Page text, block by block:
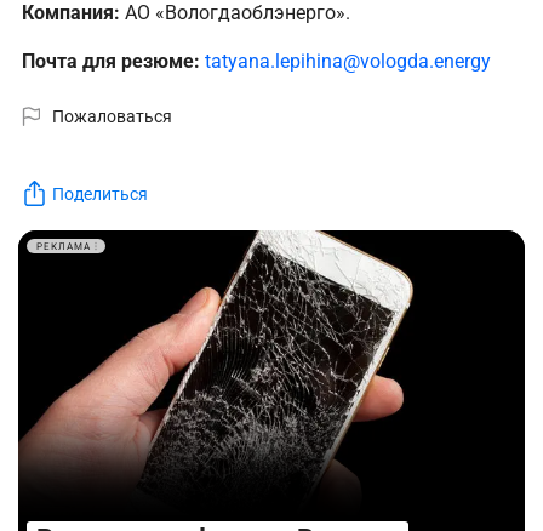
Компания: АО «Вологдаоблэнерго».
Почта для резюме: tatyana.lepihina@vologda.energy
Пожаловаться
Поделиться
РЕКЛАМА